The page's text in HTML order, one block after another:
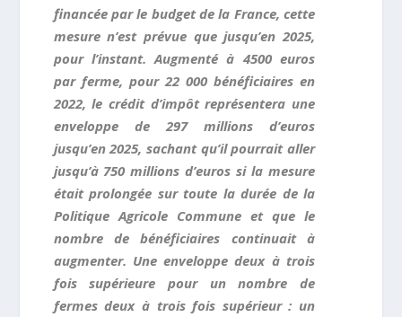
financée par le budget de la France, cette
mesure n’est prévue que jusqu’en 2025,
pour l’instant. Augmenté à 4500 euros
par ferme, pour 22 000 bénéficiaires en
2022, le crédit d’impôt représentera une
enveloppe de 297 millions d’euros
jusqu’en 2025, sachant qu’il pourrait aller
jusqu’à 750 millions d’euros si la mesure
était prolongée sur toute la durée de la
Politique Agricole Commune et que le
nombre de bénéficiaires continuait à
augmenter. Une enveloppe deux à trois
fois supérieure pour un nombre de
fermes deux à trois fois supérieur : un